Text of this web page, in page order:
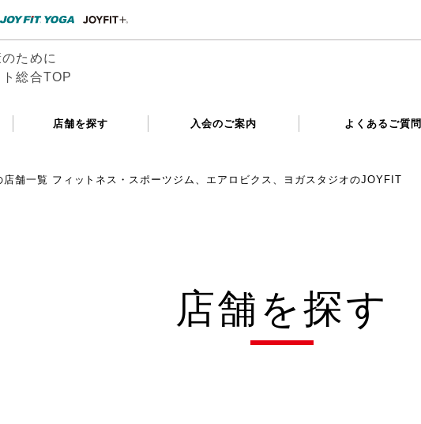
ために
総合TOP
店舗を探す 入会のご案内 よくあるご質問
舗一覧 フィットネス・スポーツジム、エアロビクス、ヨガスタジオのJOYFIT
店舗を探す